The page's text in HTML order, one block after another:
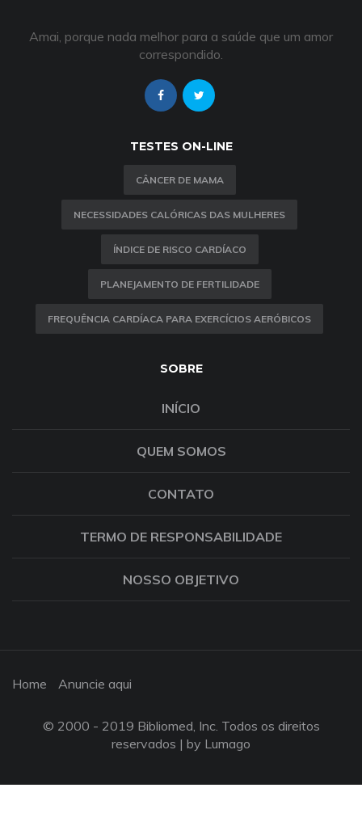
Amai, porque nada melhor para a saúde que um amor
correspondido.
TESTES ON-LINE
CÂNCER DE MAMA
NECESSIDADES CALÓRICAS DAS MULHERES
ÍNDICE DE RISCO CARDÍACO
PLANEJAMENTO DE FERTILIDADE
FREQUÊNCIA CARDÍACA PARA EXERCÍCIOS AERÓBICOS
SOBRE
INÍCIO
QUEM SOMOS
CONTATO
TERMO DE RESPONSABILIDADE
NOSSO OBJETIVO
Home Anuncie aqui
© 2000 - 2019 Bibliomed, Inc. Todos os direitos
reservados | by Lumago